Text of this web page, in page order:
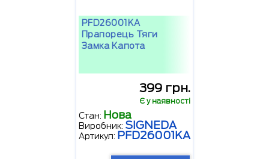
PFD26001KA
Прапорець Тяги
Замка Капота
399 грн.
Є у наявності
Стан: Нова
Виробник: SIGNEDA
Артикул: PFD26001KA